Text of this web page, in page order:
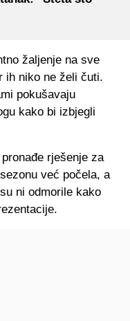
žaljenje na sve
ih niko ne želi čuti.
pokušavaju
kako bi izbjegli
rješenje za
već počela, a
ni odmorile kako